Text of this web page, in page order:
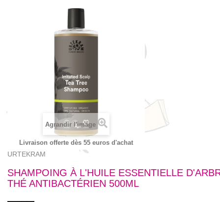
Agrandir l'image
Livraison offerte dès 55 euros d'achat
URTEKRAM
SHAMPOING À L'HUILE ESSENTIELLE
THÉ ANTIBACTÉRIEN 500ML